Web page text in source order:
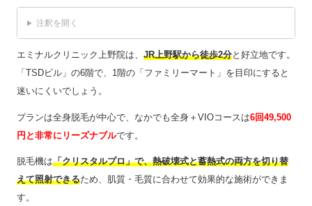
注釈を開く
エミナルクリニック上野院は、 JR上野駅から徒歩2分と好立地です。
「TSDビル」の6階で、1階の「ファミリーマート」を目印にすると
迷いにくいでしょう。
プランは全身脱毛が中心で、なかでも全身＋VIOコースは6回49,500
円と非常にリーズナブルです。
脱毛機は「クリスタルプロ」で、熱破壊式と蓄熱式の両方を切り替
えて照射できるため、肌質・毛質に合わせて効果的な施術ができま
す。